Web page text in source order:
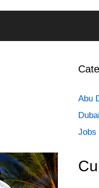
Abu
Dubai
Jobs